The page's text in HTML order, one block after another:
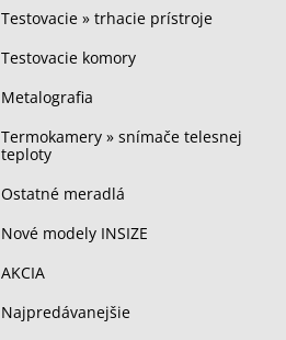
Testovacie » trhacie prístroje
Testovacie komory
Metalografia
Termokamery » snímače telesnej
teploty
Ostatné meradlá
Nové modely INSIZE
AKCIA
Najpredávanejšie